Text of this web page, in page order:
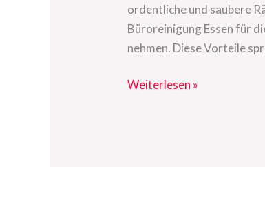
ordentliche und saubere
Büroreinigung Essen für
nehmen. Diese Vorteile
Weiterlesen »